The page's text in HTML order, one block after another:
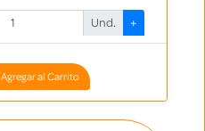
Und. +
Agregar al Carrito